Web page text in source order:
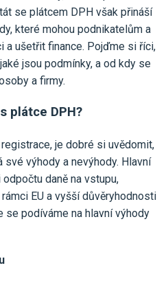
s bankou
a manažerské reporty
a sklady
Shop (OSS)
funkce
účetních služeb
služeb
je určené
Blog Kontakt
ZDARMA PŘIHLÁSIT SE
se plátcem DPH však přináší
které mohou podnikatelům a
a ušetřit finance. Pojďme si říci,
jsou podmínky, a od kdy se
a firmy.
plátce DPH?
je dobré si uvědomit,
výhody a nevýhody. Hlavní
daně na vstupu,
EU a vyšší důvěryhodnosti
se podíváme na hlavní výhody